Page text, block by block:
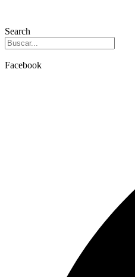
Search
Facebook